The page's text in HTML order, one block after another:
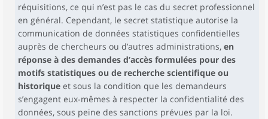
réquisitions, ce qui n’est pas le cas du secret professionnel
en général. Cependant, le secret statistique autorise la
communication de données statistiques confidentielles
auprès de chercheurs ou d’autres administrations, en
réponse à des demandes d’accès formulées pour des
motifs statistiques ou de recherche scientifique ou
historique et sous la condition que les demandeurs
s’engagent eux-mêmes à respecter la confidentialité des
données, sous peine des sanctions prévues par la loi.